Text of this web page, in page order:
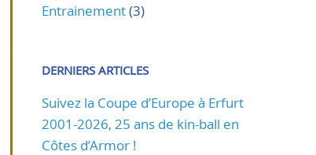
Entrainement(3)
DERNIERS ARTICLES
Suivez la Coupe d’Europe à Erfurt
2001-2026, 25 ans de kin-ball en
Côtes d’Armor !